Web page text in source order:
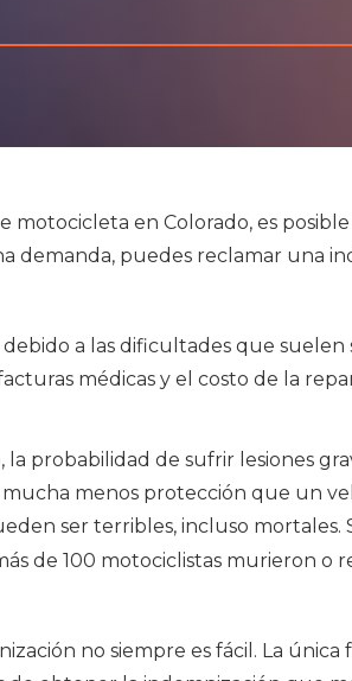
motocicleta en Colorado, es
demanda, puedes reclamar una
a las dificultades que
médicas y el costo de la
probabilidad de sufrir lesiones
menos protección que un
ser terribles, incluso mortales.
de 100 motociclistas murieron o
no siempre es fácil. La única